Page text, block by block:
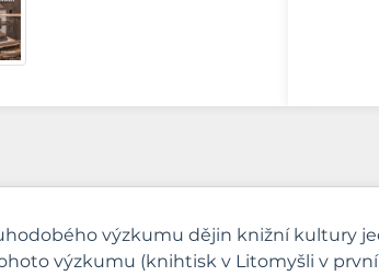
výzkumu dějin knižní kultury
výzkumu (knihtisk v Litomyšli v